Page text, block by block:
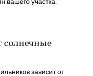
солнечные
зависит от